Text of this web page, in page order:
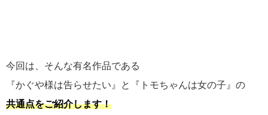
今回は、そんな有名作品である
『かぐや様は告らせたい』と『トモちゃんは女の子』の
共通点をご紹介します！